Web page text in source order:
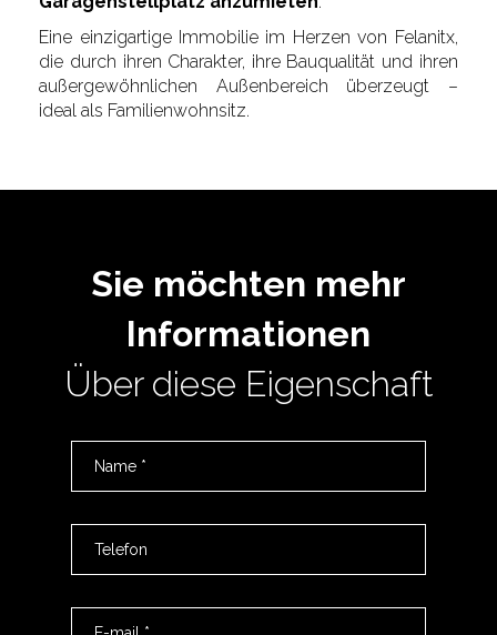
Eine einzigartige Immobilie im Herzen von Felanitx,
die durch ihren Charakter, ihre Bauqualität und ihren
außergewöhnlichen Außenbereich überzeugt –
ideal als Familienwohnsitz.
Sie möchten mehr
Informationen
Über diese Eigenschaft